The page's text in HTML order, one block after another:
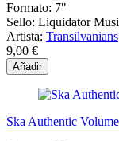
Formato: 7"
Sello: Liquidator
Artista: Transilvanians
9,00 €
Añadir
Ska Authentic